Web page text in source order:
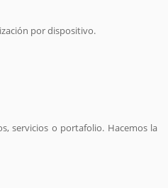
por dispositivo.
servicios o portafolio. Hacemos la